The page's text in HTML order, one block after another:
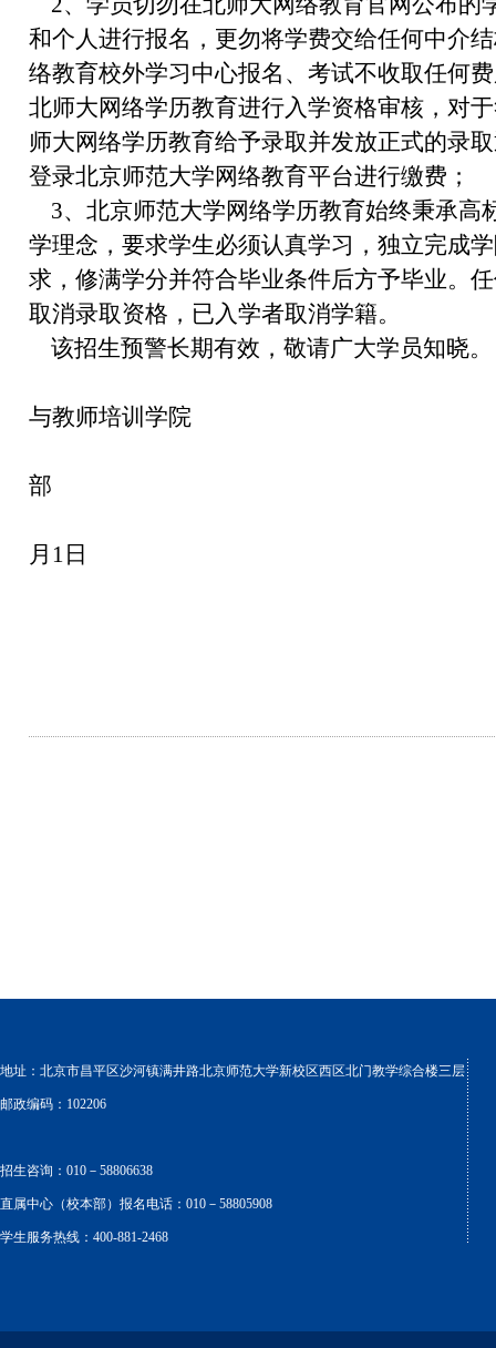
和个人进行报名，更勿将学费交给任何中介
络教育校外学习中心报名、考试不收取任何
北师大网络学历教育进行入学资格审核，对
师大网络学历教育给予录取并发放正式的录
登录北京师范大学网络教育平台进行缴费；
3、北京师范大学网络学历教育始终秉承高
学理念，要求学生必须认真学习，独立完成
求，修满学分并符合毕业条件后方予毕业。
取消录取资格，已入学者取消学籍。
该招生预警长期有效，敬请广大学员知晓。
与教师培训学院
部
月1日
地址：北京市昌平区沙河镇满井路北京师范大学新校区西区北门教学综合楼三层
邮政编码：102206
招生咨询：010－58806638
直属中心（校本部）报名电话：010－58805908
学生服务热线：400-881-2468